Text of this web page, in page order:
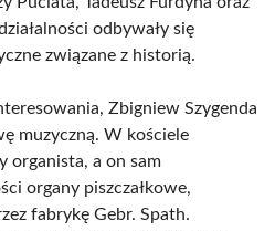
odbywały się
związane z historią.
Zbigniew Szygenda
muzyczną. W kościele
organista, a on sam
organy piszczałkowe,
fabrykę Gebr. Spath.